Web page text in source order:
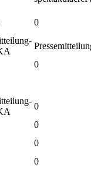
0
0
0
0
0
0